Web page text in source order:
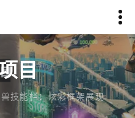
目
技能栏：炫彩框架展现